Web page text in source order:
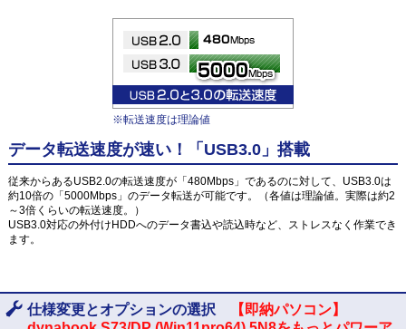
※転送速度は理論値
データ転送速度が速い！「USB3.0」搭載
従来からあるUSB2.0の転送速度が「480Mbps」であるのに対して、USB3.0は
約10倍の「5000Mbps」のデータ転送が可能です。（各値は理論値。実際は約2
～3倍くらいの転送速度。）
USB3.0対応の外付けHDDへのデータ書込や読込時など、ストレスなく作業でき
ます。
仕様変更とオプションの選択
【即納パソコン】